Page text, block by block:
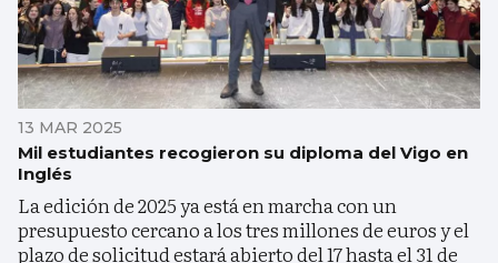
13 MAR 2025
Mil estudiantes recogieron su diploma del Vigo en
Inglés
La edición de 2025 ya está en marcha con un
presupuesto cercano a los tres millones de euros y el
plazo de solicitud estará abierto del 17 hasta el 31 de